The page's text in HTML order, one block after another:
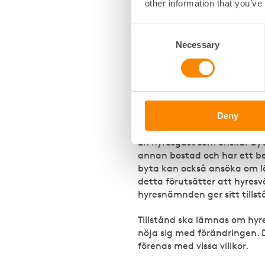
other information that
Necessary
Deny
kan överlåta den till en
varaktigt tillsammans med
En hyresrätt kan också
dödsbo till dödsbodelägare
som varaktigt har bott
hyresgästen, om
hyresförhållandet.
En hyresgäst som önskar
annan bostad och har ett
byta kan också ansöka om
detta förutsätter att
hyresnämnden ger sitt
Tillstånd ska lämnas om
nöja sig med förändringen.
förenas med vissa villkor.